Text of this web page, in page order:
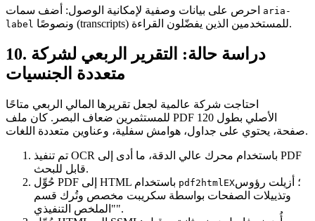
احرص على بيانات وصفية لإمكانية الوصول
aria-
label
ونصوصًا (transcripts) للمستخدمين الذين يفضّلون القراءة.
10. دراسة حالة: التقرير الربعي لشركة
متعددة الجنسيات
احتاجت شركة عالمية لجعل تقريرها المالي الربعي متاحًا
للمستثمرين ضعاف البصر. كان ملف PDF الأصلي بطول 120
صفحة، يحتوي على جداول، هوامش سفلية، وعناوين متعددة اللغات.
تم تنفيذ OCR باستخدام محرك عالي الدقة، ما أدى إلى PDF
قابل للبحث.
pdf2htmlEX؛ أزيلت رؤوس
وتذييلات الصفحات بواسطة سكريبت مخصص وتُرك قسم
"الملخص التنفيذي".